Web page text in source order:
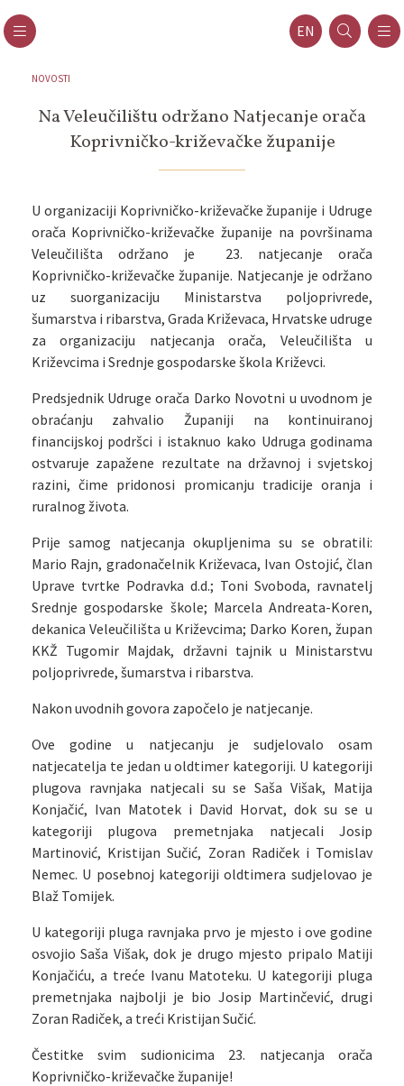
EN
NOVOSTI
Na Veleučilištu održano Natjecanje orača
Koprivničko-križevačke županije
U organizaciji Koprivničko-križevačke županije i Udruge
orača Koprivničko-križevačke županije na površinama
Veleučilišta održano je 23. natjecanje orača
Koprivničko-križevačke županije. Natjecanje je održano
uz suorganizaciju Ministarstva poljoprivrede,
šumarstva i ribarstva, Grada Križevaca, Hrvatske udruge
za organizaciju natjecanja orača, Veleučilišta u
Križevcima i Srednje gospodarske škola Križevci.
Predsjednik Udruge orača Darko Novotni u uvodnom je
obraćanju zahvalio Županiji na kontinuiranoj
financijskoj podršci i istaknuo kako Udruga godinama
ostvaruje zapažene rezultate na državnoj i svjetskoj
razini, čime pridonosi promicanju tradicije oranja i
ruralnog života.
Prije samog natjecanja okupljenima su se obratili:
Mario Rajn, gradonačelnik Križevaca, Ivan Ostojić, član
Uprave tvrtke Podravka d.d.; Toni Svoboda, ravnatelj
Srednje gospodarske škole; Marcela Andreata-Koren,
dekanica Veleučilišta u Križevcima; Darko Koren, župan
KKŽ Tugomir Majdak, državni tajnik u Ministarstvu
poljoprivrede, šumarstva i ribarstva.
Nakon uvodnih govora započelo je natjecanje.
Ove godine u natjecanju je sudjelovalo osam
natjecatelja te jedan u oldtimer kategoriji. U kategoriji
plugova ravnjaka natjecali su se Saša Višak, Matija
Konjačić, Ivan Matotek i David Horvat, dok su se u
kategoriji plugova premetnjaka natjecali Josip
Martinović, Kristijan Sučić, Zoran Radiček i Tomislav
Nemec. U posebnoj kategoriji oldtimera sudjelovao je
Blaž Tomijek.
U kategoriji pluga ravnjaka prvo je mjesto i ove godine
osvojio Saša Višak, dok je drugo mjesto pripalo Matiji
Konjačiću, a treće Ivanu Matoteku. U kategoriji pluga
premetnjaka najbolji je bio Josip Martinčević, drugi
Zoran Radiček, a treći Kristijan Sučić.
Čestitke svim sudionicima 23. natjecanja orača
Koprivničko-križevačke županije!